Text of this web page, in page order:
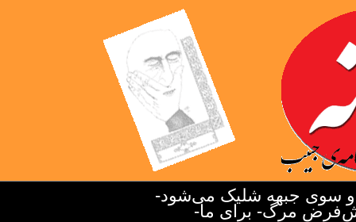
سوی جبهه شلیک می‌شود-
مرگ- برای ما-